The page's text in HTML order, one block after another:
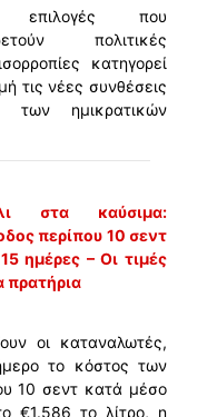
επιλογές που
πολιτικές
κατηγορεί
τις νέες συνθέσεις
των ημικρατικών
στα καύσιμα:
περίπου 10 σεντ
ημέρες – Οι τιμές
πρατήρια
οι καταναλωτές,
το κόστος των
10 σεντ κατά μέσο
€1.586 το λίτρο, η